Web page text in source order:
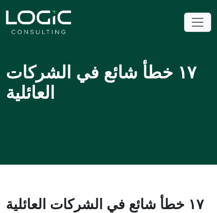
١٧ خطأ شائع في الشركات
العائلية
١٧ خطأ شائع في الشركات العائلية